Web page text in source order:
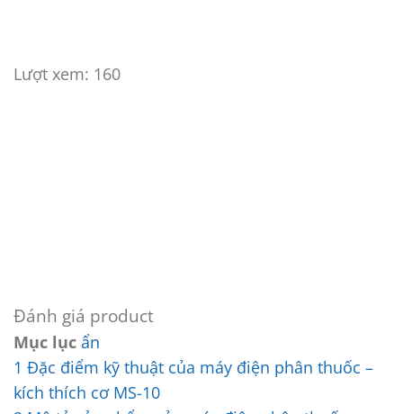
Lượt xem: 160
Đánh giá product
Mục lục ẩn
1 Đặc điểm kỹ thuật của máy điện phân thuốc –
kích thích cơ MS-10